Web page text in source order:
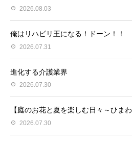
2026.08.03
俺はリハビリ王になる！ドーン！！
2026.07.31
進化する介護業界
2026.07.30
【庭のお花と夏を楽しむ日々～ひま
2026.07.30